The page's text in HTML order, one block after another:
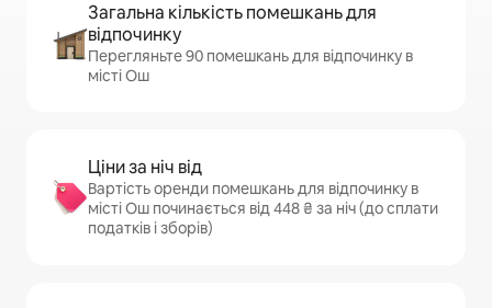
Загальна кількість помешкань для
відпочинку
Перегляньте 90 помешкань для відпочинку в
місті Ош
Ціни за ніч від
Вартість оренди помешкань для відпочинку в
місті Ош починається від 448 ₴ за ніч (до сплати
податків і зборів)